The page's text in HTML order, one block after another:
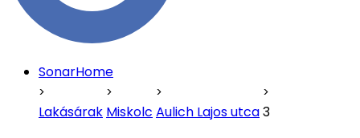
SonarHome
Lakásárak Miskolc Aulich Lajos utca3